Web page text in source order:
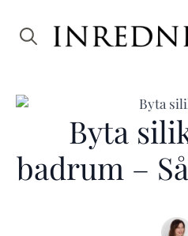
Byta
badrum –